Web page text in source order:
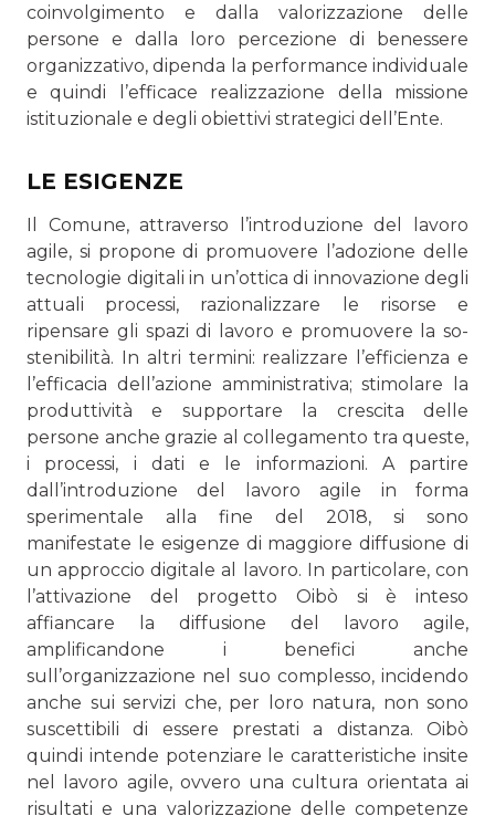
coinvolgimento e dalla valoriz­zazione delle
persone e dalla loro percezione di benessere
organizzativo, dipenda la performance individuale
e quindi l’efficace realizzazione della missione
istituzionale e degli obiettivi strategici dell’Ente.
LE ESIGENZE
Il Comune, attraverso l’introduzione del lavoro
agile, si pro­pone di promuovere l’adozione delle
tecnologie digitali in un’ottica di innovazione degli
attuali processi, razionalizzare le risorse e
ripensare gli spazi di lavoro e promuovere la so­
stenibilità. In altri termini: realizzare l’efficienza e
l’efficacia dell’azione amministrativa; stimolare la
produttività e sup­portare la crescita delle
persone anche grazie al collegamen­to tra queste,
i processi, i dati e le informazioni. A partire
dall’introduzione del lavoro agile in forma
sperimentale alla fine del 2018, si sono
manifestate le esigenze di maggiore diffusione di
un approccio digitale al lavoro. In particolare, con
l’attivazione del progetto Oibò si è inteso
affiancare la diffusione del lavoro agile,
amplificandone i benefici anche
sull’organizzazione nel suo complesso, incidendo
anche sui servizi che, per loro natura, non sono
suscettibili di essere prestati a distanza. Oibò
quindi intende potenziare le carat­teristiche insite
nel lavoro agile, ovvero una cultura orien­tata ai
risultati e una valorizzazione delle competenze